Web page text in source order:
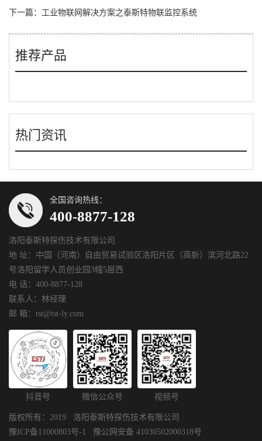
下一篇： 工业物联网解决方案之泰斯特物联监控系统
推荐产品
热门资讯
全国咨询热线：
400-8877-128
洛阳泰斯特探伤技术有限公司
地 址：中国（河南）自由贸易试验区洛阳片区（高新）滨河北路22
号洛阳留学人员创业园3幢5层西
电 话：400-8877-128
联系人：林经理
邮 箱：tst@tst-ly.com
抖音号 微信公众号 视频号
版权所有：2019 洛阳泰斯特探伤技术有限公司
豫ICP备11000803号-1
豫公网安备 41030502000318号